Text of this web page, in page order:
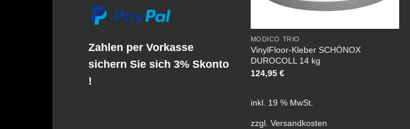
Zahlen per Vorkasse
sichern Sie sich 3% Skonto
!
MODICO TRIO
VinylFloor-Kleber SCHÖNOX
DUROCOLL 14 kg
124,95 €
inkl. 19 % MwSt.
zzgl. Versandkosten